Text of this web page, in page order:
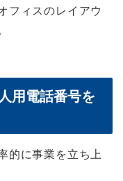
フィスのレイアウ
用電話番号を
的に事業を立ち上